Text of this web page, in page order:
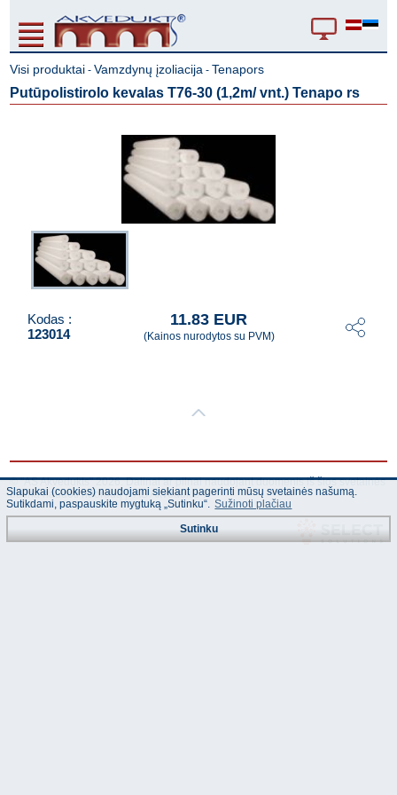
Visi produktai -Vamzdynų įzoliacija - Tenapors
Putūpolistirolo kevalas T76-30 (1,2m/ vnt.) Tenapo rs
Kodas :
123014
11.83 EUR
(Kainos nurodytos su PVM)
© "AS Akvedukts" 2026. Dalinai ar pilnai naudojant duomenis iš šios svetainės
būtina naudoti nuorodą Į "AS Akvedukts"!
Slapukai (cookies) naudojami siekiant pagerinti mūsų svetainės našumą.
Sutikdami, paspauskite mygtuką „Sutinku“. Sužinoti plačiau
Sutinku